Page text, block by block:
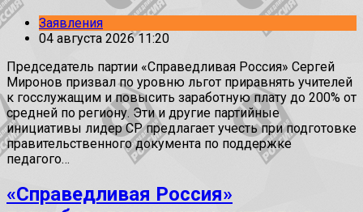
Заявления
04 августа 2026 11:20
Председатель партии «Справедливая Россия» Сергей
Миронов призвал по уровню льгот приравнять учителей
к госслужащим и повысить заработную плату до 200% от
средней по региону. Эти и другие партийные
инициативы лидер СР предлагает учесть при подготовке
правительственного документа по поддержке
педагого…
«Справедливая Россия»